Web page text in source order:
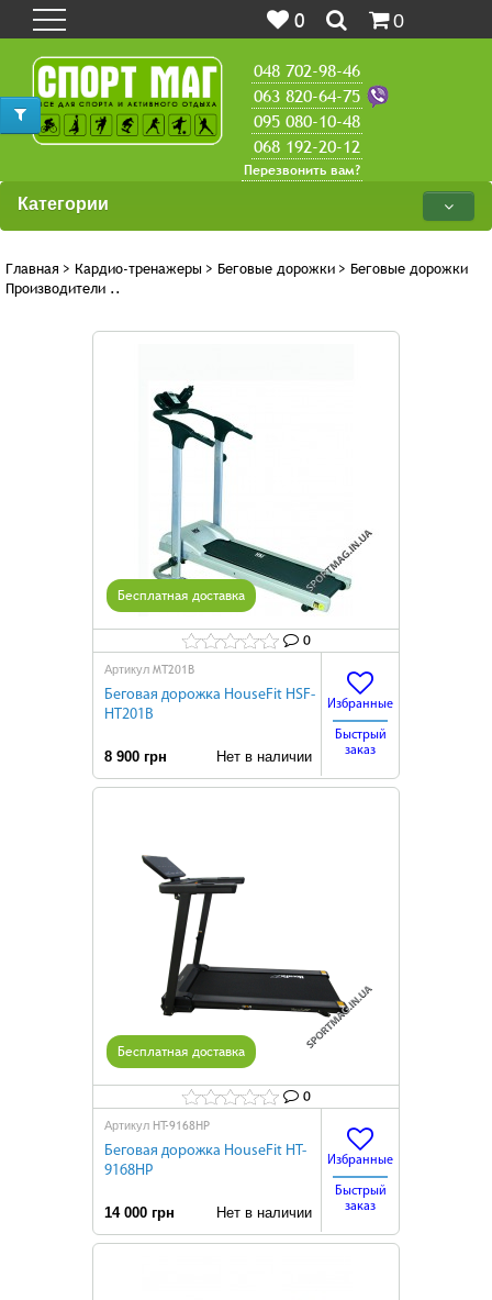
0 0
048 702-98-46
063 820-64-75
095 080-10-48
068 192-20-12
Перезвонить вам?
Категории
Главная > Кардио-тренажеры > Беговые дорожки > Беговые дорожки
Производители ..
0
Бесплатная доставка
Артикул MT201B
Беговая дорожка HouseFit HSF-
HT201B
8 900 грн Нет в наличии
Избранные
Быстрый
заказ
0
Бесплатная доставка
Артикул HT-9168HP
Беговая дорожка HouseFit HT-
9168HP
14 000 грн Нет в наличии
Избранные
Быстрый
заказ